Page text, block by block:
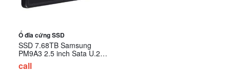
Ổ đĩa cứng SSD
SSD 7.68TB Samsung
PM9A3 2.5 inch Sata U.2
NVMe Gen4 MZ-QL27T600
call